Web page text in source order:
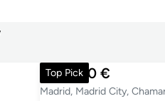
Top Pick
986.000 €
Madrid, Madrid City,